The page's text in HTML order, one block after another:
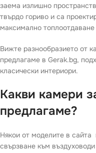
заема излишно
твърдо гориво и са
максимално
Вижте разнообразието от
предлагаме в Gerak.bg,
класически интериори.
Какви камери
предлагаме?
Някои от моделите в
свързване към